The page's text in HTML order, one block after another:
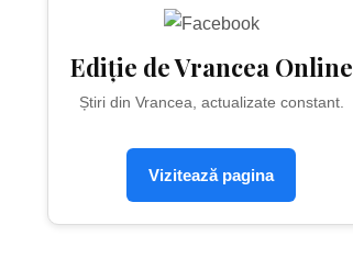
Ediție de Vrancea Online
Știri din Vrancea, actualizate constant.
Vizitează pagina